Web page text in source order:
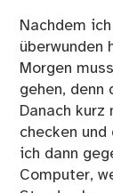
Nachdem
überwunden
Morgen
gehen, denn
Danach kurz
checken
ich dann
Computer,